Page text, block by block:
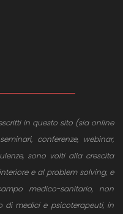
in questo sito (sia online
conferenze, webinar,
sono volti alla crescita
e al problem solving, e
medico-sanitario, non
medici e psicoterapeuti, in